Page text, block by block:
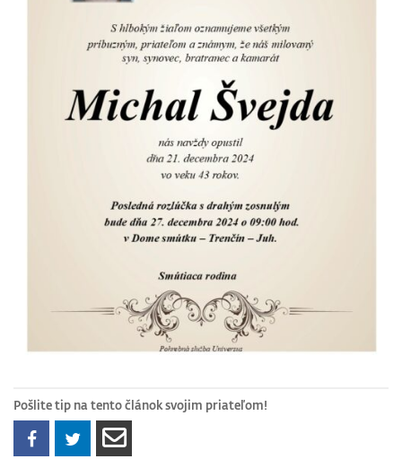
Pošlite tip na tento článok svojim priateľom!